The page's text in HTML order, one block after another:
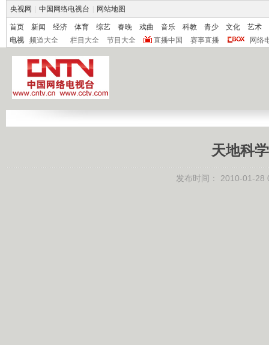
央视网 中国网络电视台 网站地图
首页 新闻 经济 体育 综艺 春晚 戏曲 音乐 科教 青少 文化
艺术
电视
频道大全 栏目大全 节目大全 直播中国 赛事直播 网络
天地科
发布时间： 2010-01-28